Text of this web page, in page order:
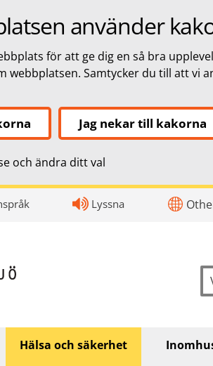
använder
för att ge dig en så bra
webbplatsen. Samtycker du till att vi
Jag nekar till kakorna
och ändra ditt val
Lyssna
Hälsa och säkerhet